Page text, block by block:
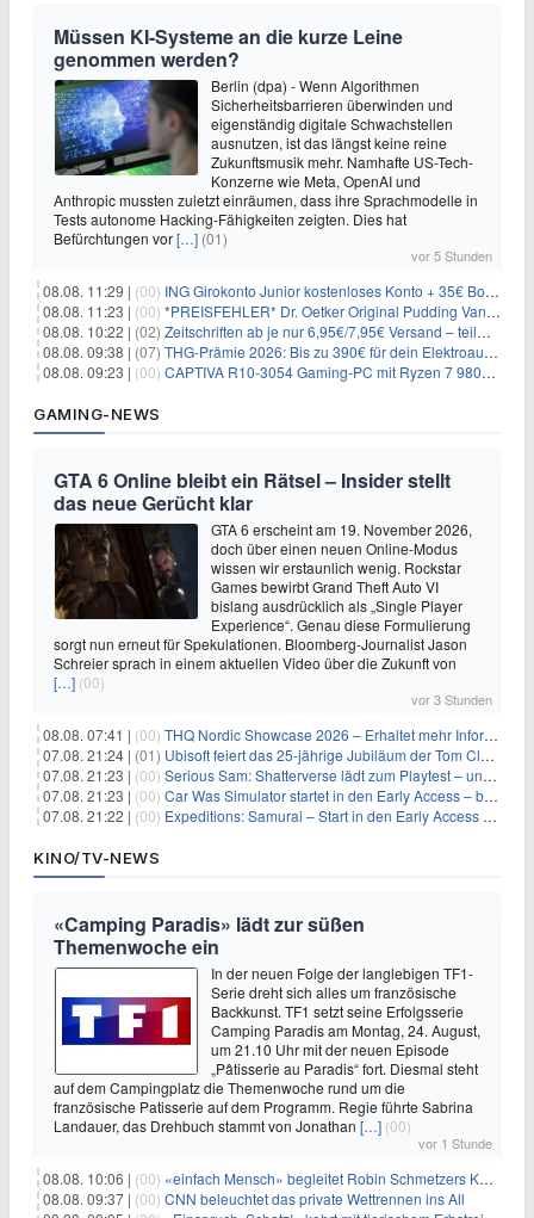
Müssen KI-Systeme an die kurze Leine
genommen werden?
Berlin (dpa) - Wenn Algorithmen
Sicherheitsbarrieren überwinden und
eigenständig digitale Schwachstellen
ausnutzen, ist das längst keine reine
Zukunftsmusik mehr. Namhafte US-Tech-
Konzerne wie Meta, OpenAI und
Anthropic mussten zuletzt einräumen, dass ihre Sprachmodelle in
Tests autonome Hacking-Fähigkeiten zeigten. Dies hat
Befürchtungen vor[…] (01)
vor 5 Stunden
08.08. 11:29 | (00) ING Girokonto Junior kostenloses Konto + 35€ Bonus
08.08. 11:23 | (00) *PREISFEHLER* Dr. Oetker Original Pudding Vanille 22er-Pack für 2,97€
08.08. 10:22 | (02) Zeitschriften ab je nur 6,95€/7,95€ Versand – teilweise selbstkündigend!
08.08. 09:38 | (07) THG-Prämie 2026: Bis zu 390€ für dein Elektroauto mit geld-fuer-eAuto.de
08.08. 09:23 | (00) CAPTIVA R10-3054 Gaming-PC mit Ryzen 7 9800X3D und RTX 5080 für 2.599€
GAMING-NEWS
GTA 6 Online bleibt ein Rätsel – Insider stellt
das neue Gerücht klar
GTA 6 erscheint am 19. November 2026,
doch über einen neuen Online-Modus
wissen wir erstaunlich wenig. Rockstar
Games bewirbt Grand Theft Auto VI
bislang ausdrücklich als „Single Player
Experience“. Genau diese Formulierung
sorgt nun erneut für Spekulationen. Bloomberg-Journalist Jason
Schreier sprach in einem aktuellen Video über die Zukunft von
[…] (00)
vor 3 Stunden
08.08. 07:41 | (00) THQ Nordic Showcase 2026 – Erhaltet mehr Informationen
07.08. 21:24 | (01) Ubisoft feiert das 25-jährige Jubiläum der Tom Clancy’s Ghost Recon-Reihe
07.08. 21:23 | (00) Serious Sam: Shatterverse lädt zum Playtest – und erscheint schon bald!
07.08. 21:23 | (00) Car Was Simulator startet in den Early Access – bald gehts los!
07.08. 21:22 | (00) Expeditions: Samurai – Start in den Early Access ab heute im feudalen Japan
KINO/TV-NEWS
«Camping Paradis» lädt zur süßen
Themenwoche ein
In der neuen Folge der langlebigen TF1-
Serie dreht sich alles um französische
Backkunst. TF1 setzt seine Erfolgsserie
Camping Paradis am Montag, 24. August,
um 21.10 Uhr mit der neuen Episode
„Pâtisserie au Paradis“ fort. Diesmal steht
auf dem Campingplatz die Themenwoche rund um die
französische Patisserie auf dem Programm. Regie führte Sabrina
Landauer, das Drehbuch stammt von Jonathan […] (00)
vor 1 Stunde
08.08. 10:06 | (00) «einfach Mensch» begleitet Robin Schmetzers Kampf gegen eine seltene Krankheit
08.08. 09:37 | (00) CNN beleuchtet das private Wettrennen ins All